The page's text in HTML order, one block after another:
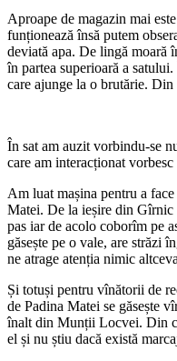
Aproape de magazin mai
funționează însă putem
deviată apa. De lingă moară
în partea superioară a
care ajunge la o brutărie.
În sat am auzit vorbindu-se
care am interacționat
Am luat mașina pentru a
Matei. De la ieșire din
pas iar de acolo coborîm pe
găsește pe o vale, are străzi
ne atrage atenția nimic
Și totuși pentru vînătorii de
de Padina Matei se găsește
înalt din Munții Locvei. Din
el și nu știu dacă există